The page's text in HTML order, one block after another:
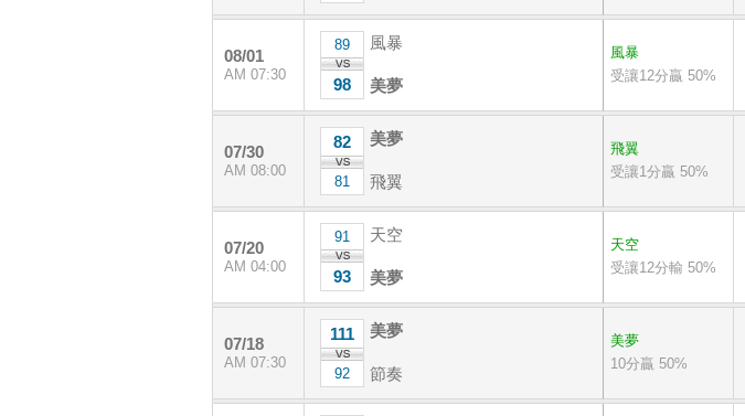
08/01
AM 07:30
89
98
風暴
美夢
風暴
受讓12分贏 50%
07/30
AM 08:00
82
81
美夢
飛翼
飛翼
受讓1分贏 50%
07/20
AM 04:00
91
93
天空
美夢
天空
受讓12分輸 50%
07/18
AM 07:30
111
92
美夢
節奏
美夢
10分贏 50%